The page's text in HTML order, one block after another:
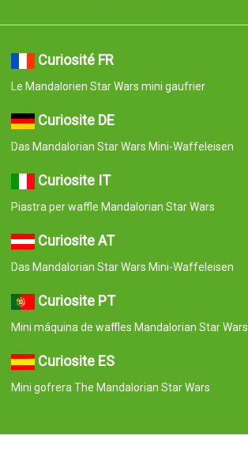
Curiosité FR
Le Mandalorien Star Wars mini gaufrier
Curiosite DE
Das Mandalorian Star Wars Mini-Waffeleisen
Curiosite IT
Piastra per waffle Mandalorian Star Wars
Curiosite AT
Das Mandalorian Star Wars Mini-Waffeleisen
Curiosite PT
Mini máquina de waffles Mandalorian Star Wars
Curiosite ES
Mini gofrera The Mandalorian Star Wars